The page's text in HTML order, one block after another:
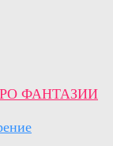
ФАНТАЗИИ